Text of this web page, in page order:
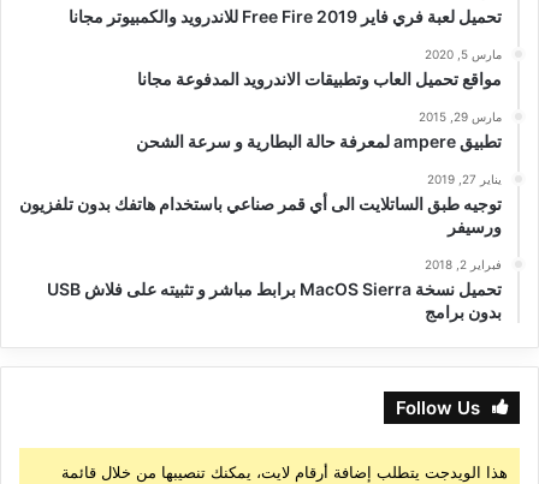
تحميل لعبة فري فاير Free Fire 2019 للاندرويد والكمبيوتر مجانا
مارس 5, 2020
مواقع تحميل العاب وتطبيقات الاندرويد المدفوعة مجانا
مارس 29, 2015
تطبيق ampere لمعرفة حالة البطارية و سرعة الشحن
يناير 27, 2019
توجيه طبق الساتلايت الى أي قمر صناعي باستخدام هاتفك بدون تلفزيون
ورسيفر
فبراير 2, 2018
تحميل نسخة MacOS Sierra برابط مباشر و تثبيته على فلاش USB
بدون برامج
Follow Us
هذا الويدجت يتطلب إضافة أرقام لايت، يمكنك تنصيبها من خلال قائمة